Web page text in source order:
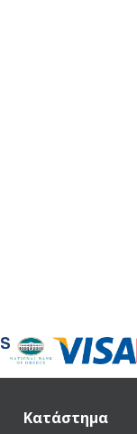
Κατάστημα